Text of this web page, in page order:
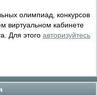
олимпиад, конкурсов
виртуальном кабинете
Для этого авторизуйтесь